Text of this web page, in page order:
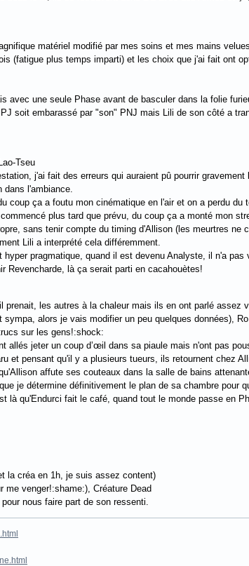
matériel modifié par mes soins et mes mains
(fatigue plus temps imparti) et les choix que j'ai fait ont
avec une seule Phase avant de basculer dans la folie
soit embarassé par "son" PNJ mais Lili de son côté a
Tseu
j'ai fait des erreurs qui auraient pû pourrir
l'ambiance.
coup ça a foutu mon cinématique en l'air et on a perdu
plus tard que prévu, du coup ça a monté mon
sans tenir compte du timing d'Allison (les meurtres
Lili a interprété cela différemment.
pragmatique, quand il est devenu Analyste, il n'a
Revencharde, là ça serait parti en cacahouètes!
prenait, les autres à la chaleur mais ils en ont parlé
alors je vais modifier un peu quelques données),
sur les gens!:shock:
allés jeter un coup d’œil dans sa piaule mais n'ont pas
et pensant qu'il y a plusieurs tueurs, ils retournent chez
affute ses couteaux dans la salle de bains
je détermine définitivement le plan de sa chambre pour
là qu'Endurci fait le café, quand tout le monde passe en
la créa en 1h, je suis assez content)
me venger!:shame:), Créature Dead
nous faire part de son ressenti.